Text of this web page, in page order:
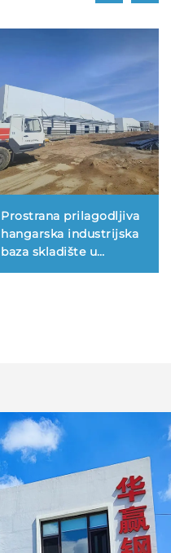
Prostrana prilagodljiva
hangarska industrijska
baza skladište u
Francuskoj čelične